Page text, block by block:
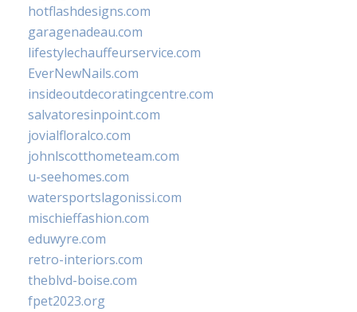
hotflashdesigns.com
garagenadeau.com
lifestylechauffeurservice.com
EverNewNails.com
insideoutdecoratingcentre.com
salvatoresinpoint.com
jovialfloralco.com
johnlscotthometeam.com
u-seehomes.com
watersportslagonissi.com
mischieffashion.com
eduwyre.com
retro-interiors.com
theblvd-boise.com
fpet2023.org